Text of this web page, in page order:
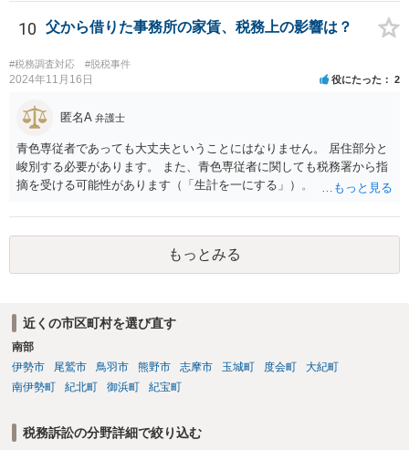
10 父から借りた事務所の家賃、税務上の影響は？
#税務調査対応 #脱税事件
2024年11月16日 役にたった 2
匿名A 弁護士
青色専従者であっても大丈夫ということにはなりません。 居住部分と
峻別する必要があります。 また、青色専従者に関しても税務署から指
摘を受ける可能性があります（「生計を一にする」）。
もっとみる
近くの市区町村を選び直す
南部
伊勢市
尾鷲市 鳥羽市 熊野市 志摩市 玉城町 度会町
大紀町
南伊勢町
紀北町 御浜町 紀宝町
税務訴訟の分野詳細で絞り込む